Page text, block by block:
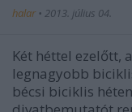
halar • 2013. július 04.
Két héttel ezelőtt,
legnagyobb
bécsi biciklis